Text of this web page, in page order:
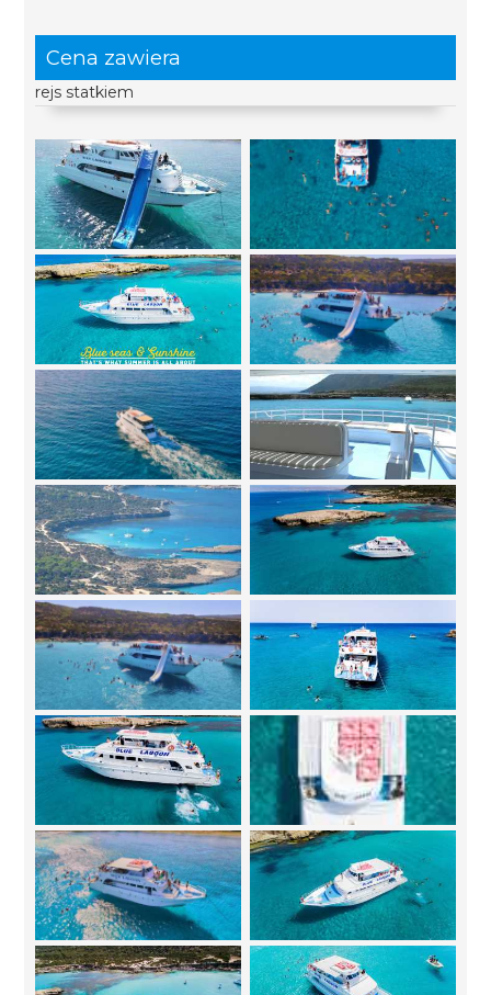
Cena zawiera
rejs statkiem